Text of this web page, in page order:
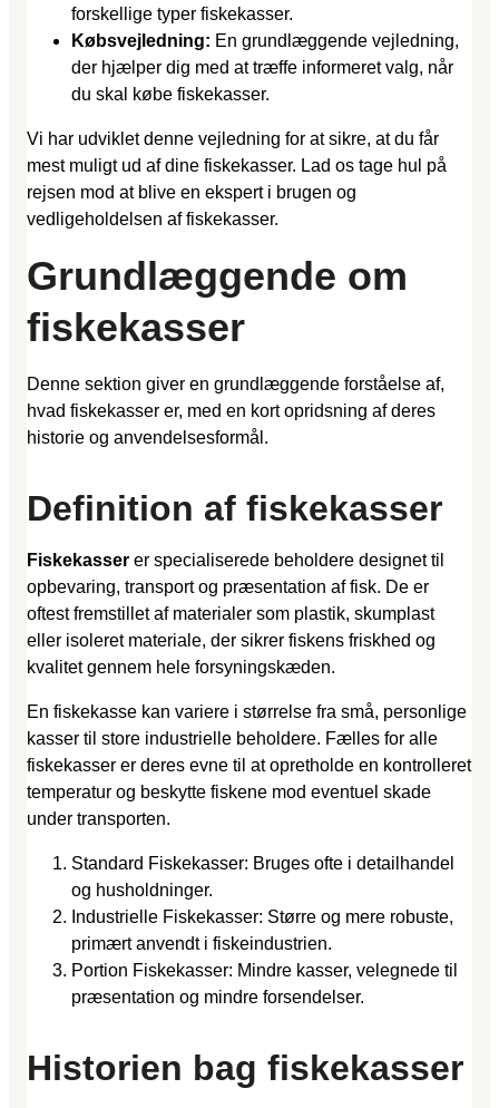
forskellige typer fiskekasser.
Købsvejledning: En grundlæggende vejledning,
der hjælper dig med at træffe informeret valg, når
du skal købe fiskekasser.
Vi har udviklet denne vejledning for at sikre, at du får
mest muligt ud af dine fiskekasser. Lad os tage hul på
rejsen mod at blive en ekspert i brugen og
vedligeholdelsen af fiskekasser.
Grundlæggende om
fiskekasser
Denne sektion giver en grundlæggende forståelse af,
hvad fiskekasser er, med en kort opridsning af deres
historie og anvendelsesformål.
Definition af fiskekasser
Fiskekasser er specialiserede beholdere designet til
opbevaring, transport og præsentation af fisk. De er
oftest fremstillet af materialer som plastik, skumplast
eller isoleret materiale, der sikrer fiskens friskhed og
kvalitet gennem hele forsyningskæden.
En fiskekasse kan variere i størrelse fra små, personlige
kasser til store industrielle beholdere. Fælles for alle
fiskekasser er deres evne til at opretholde en kontrolleret
temperatur og beskytte fiskene mod eventuel skade
under transporten.
Standard Fiskekasser: Bruges ofte i detailhandel
og husholdninger.
Industrielle Fiskekasser: Større og mere robuste,
primært anvendt i fiskeindustrien.
Portion Fiskekasser: Mindre kasser, velegnede til
præsentation og mindre forsendelser.
Historien bag fiskekasser